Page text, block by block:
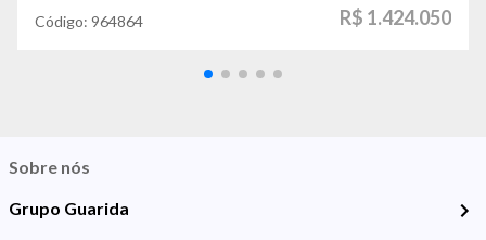
Código: 964864 R$ 1.424.050
Sobre nós
Grupo Guarida